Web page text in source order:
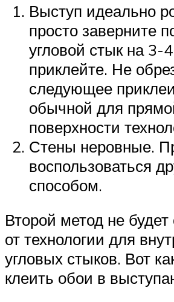
Выступ идеально
просто заверните
угловой стык на 3-
приклейте. Не
следующее
обычной для
поверхности
Стены неровные.
воспользоваться
способом.
Второй метод не будет
от технологии для
угловых стыков. Вот
клеить обои в